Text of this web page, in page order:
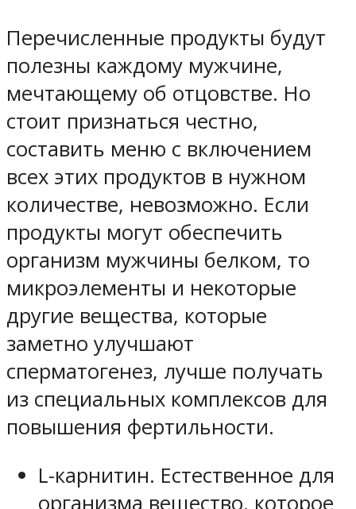
Перечисленные продукты будут
полезны каждому мужчине,
мечтающему об отцовстве. Но
стоит признаться честно,
составить меню с включением
всех этих продуктов в нужном
количестве, невозможно. Если
продукты могут обеспечить
организм мужчины белком, то
микроэлементы и некоторые
другие вещества, которые
заметно улучшают
сперматогенез, лучше получать
из специальных комплексов для
повышения фертильности.
L-карнитин. Естественное для
организма вещество, которое